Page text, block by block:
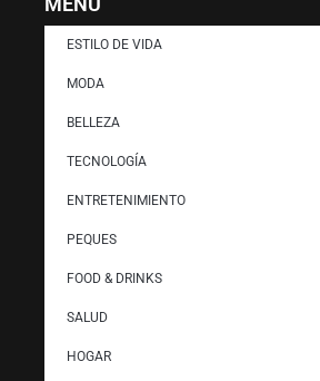
ESTILO DE VIDA
MODA
BELLEZA
TECNOLOGÍA
ENTRETENIMIENTO
PEQUES
FOOD & DRINKS
SALUD
HOGAR